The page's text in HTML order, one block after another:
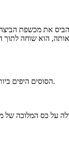
אותה, הוא שוחה
המלך רותגר נותן Beowulf הסוסים היפים ביותר שלו אוצר מסיבי.